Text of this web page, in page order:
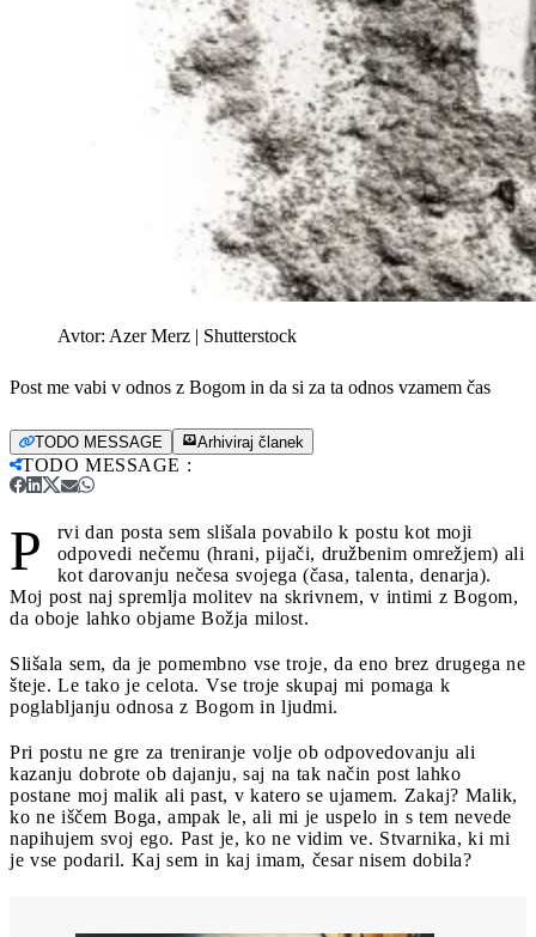
Avtor: Azer Merz | Shutterstock
Post me vabi v odnos z Bogom in da si za ta odnos vzamem čas
TODO MESSAGE Arhiviraj članek
TODO MESSAGE :
P
rvi dan posta sem slišala povabilo k postu kot moji
odpovedi nečemu (hrani, pijači, družbenim omrežjem) ali
kot darovanju nečesa svojega (časa, talenta, denarja).
Moj post naj spremlja molitev na skrivnem, v intimi z Bogom,
da oboje lahko objame Božja milost.
Slišala sem, da je pomembno vse troje, da eno brez drugega ne
šteje. Le tako je celota. Vse troje skupaj mi pomaga k
poglabljanju odnosa z Bogom in ljudmi.
Pri postu ne gre za treniranje volje ob odpovedovanju ali
kazanju dobrote ob dajanju, saj na tak način post lahko
postane moj malik ali past, v katero se ujamem. Zakaj? Malik,
ko ne iščem Boga, ampak le, ali mi je uspelo in s tem nevede
napihujem svoj ego. Past je, ko ne vidim ve. Stvarnika, ki mi
je vse podaril. Kaj sem in kaj imam, česar nisem dobila?